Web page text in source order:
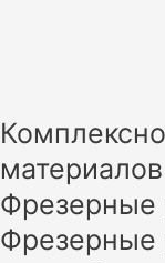
материалов
Фрезерные
Фрезерные